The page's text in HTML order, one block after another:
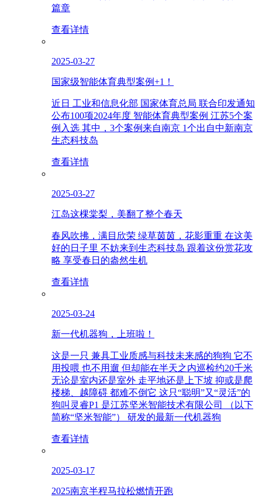
篇章
查看详情
2025-03-27
国家级智能体育典型案例+1！
近日 工业和信息化部 国家体育总局 联合印发通知
公布100项2024年度 智能体育典型案例 江苏5个案
例入选 其中，3个案例来自南京 1个出自中新南京
生态科技岛
查看详情
2025-03-27
江岛这棵棠梨，美翻了整个春天
春风吹拂，满目欣荣 绿草茵茵，花影重重 在这美
好的日子里 不妨来到生态科技岛 跟着这份赏花攻
略 享受春日的盎然生机
查看详情
2025-03-24
新一代机器狗，上班啦！
这是一只 兼具工业质感与科技未来感的狗狗 它不
用投喂 也不用遛 但却能在半天之内巡检约20千米
无论是室内还是室外 走平地还是上下坡 抑或是爬
楼梯、越障碍 都难不倒它 这只“聪明”又“灵活”的
狗叫灵睿P1 是江苏坚米智能技术有限公司 （以下
简称“坚米智能”） 研发的最新一代机器狗
查看详情
2025-03-17
2025南京半程马拉松燃情开跑